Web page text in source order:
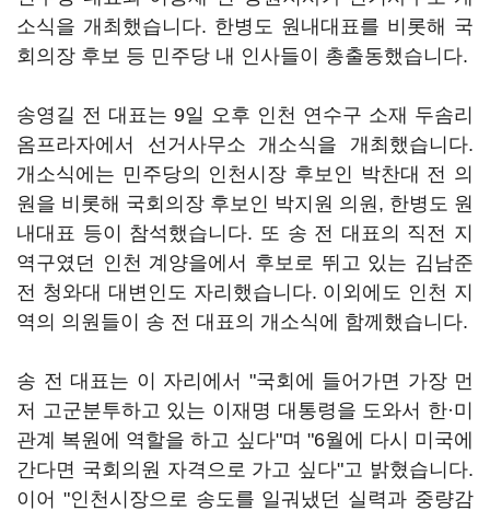
소식을 개최했습니다. 한병도 원내대표를 비롯해 국
회의장 후보 등 민주당 내 인사들이 총출동했습니다.
송영길 전 대표는 9일 오후 인천 연수구 소재 두솜리
옴프라자에서 선거사무소 개소식을 개최했습니다.
개소식에는 민주당의 인천시장 후보인 박찬대 전 의
원을 비롯해 국회의장 후보인 박지원 의원, 한병도 원
내대표 등이 참석했습니다. 또 송 전 대표의 직전 지
역구였던 인천 계양을에서 후보로 뛰고 있는 김남준
전 청와대 대변인도 자리했습니다. 이외에도 인천 지
역의 의원들이 송 전 대표의 개소식에 함께했습니다.
송 전 대표는 이 자리에서 "국회에 들어가면 가장 먼
저 고군분투하고 있는 이재명 대통령을 도와서 한·미
관계 복원에 역할을 하고 싶다"며 "6월에 다시 미국에
간다면 국회의원 자격으로 가고 싶다"고 밝혔습니다.
이어 "인천시장으로 송도를 일궈냈던 실력과 중량감